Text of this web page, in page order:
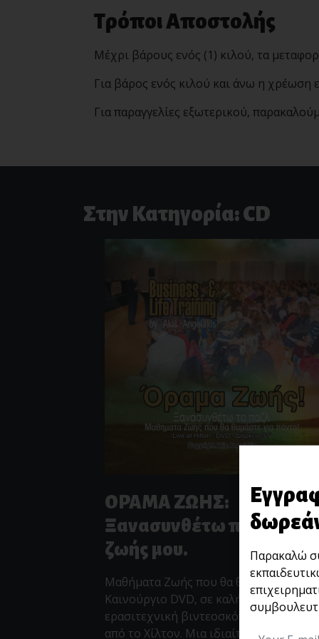
Τρόποι Αποστολής
Μέχρι βάρους ενός (1) κιλού, τα
Για βάρος ενός κιλού και άνω η χρέωση
Για παραγγελίες εξωτερικού,
Στην Κατηγορία: CD
ΟΡΑΜΑ ΖΩΗΣ:
Ξανασυνθέτω παζλ της
ζωής μου.
Μαθήματα Ζωής που θα θυμάστε για
Καινούργιο DVD, σε καλής ποιότητας
ερασιτεχνική βιντεοσκόπηση, ζωντανά
από το Χίλτον. Μια ιδιαίτερα χρήσιμη
Παρακαλώ